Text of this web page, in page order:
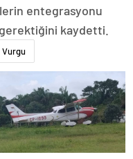
entegrasyonu
kaydetti.
Vurgu